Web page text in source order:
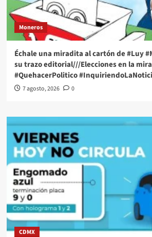
Moneros
Échale una miradita al cartón de #Luy
su trazo editorial///Elecciones en la mira
#QuehacerPolitico
7 agosto, 2026 0
CDMX